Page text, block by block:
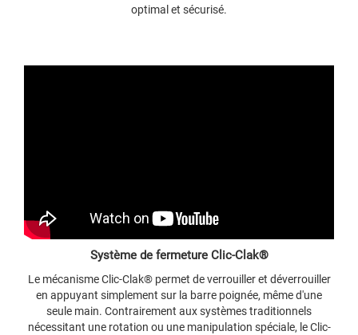
optimal et sécurisé.
Système de fermeture Clic-Clak®
Le mécanisme Clic-Clak® permet de verrouiller et déverrouiller
en appuyant simplement sur la barre poignée, même d'une
seule main. Contrairement aux systèmes traditionnels
nécessitant une rotation ou une manipulation spéciale, le Clic-